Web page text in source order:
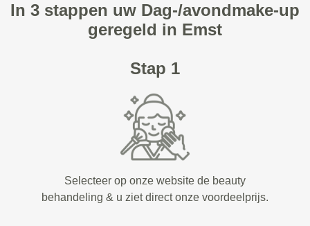
In 3 stappen uw Dag-/avondmake-up
geregeld in Emst
Stap 1
Selecteer op onze website de beauty
behandeling & u ziet direct onze voordeelprijs.